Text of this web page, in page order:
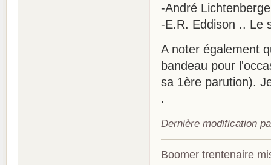
-André
-E.R. Eddison .. Le
A noter également
bandeau pour
sa 1ère parution).
.
Dernière modification
Boomer trentenaire